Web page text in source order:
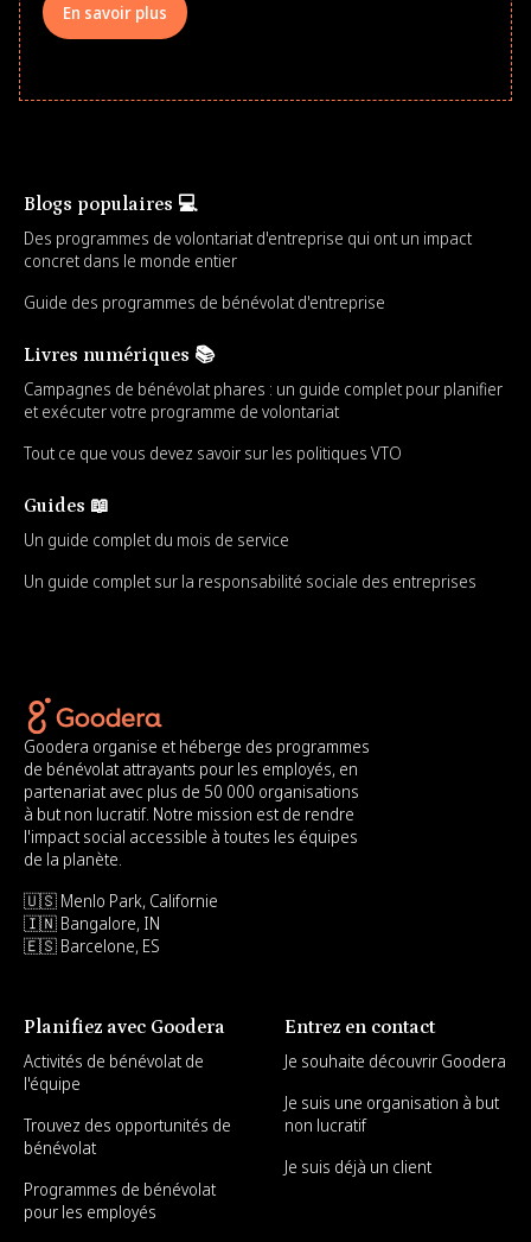
En savoir plus
Blogs populaires 💻
Des programmes de volontariat d'entreprise qui ont un impact
concret dans le monde entier
Guide des programmes de bénévolat d'entreprise
Livres numériques 📚
Campagnes de bénévolat phares : un guide complet pour planifier
et exécuter votre programme de volontariat
Tout ce que vous devez savoir sur les politiques VTO
Guides 📖
Un guide complet du mois de service
Un guide complet sur la responsabilité sociale des entreprises
Goodera organise et héberge des programmes
de bénévolat attrayants pour les employés, en
partenariat avec plus de 50 000 organisations
à but non lucratif. Notre mission est de rendre
l'impact social accessible à toutes les équipes
de la planète.
🇺🇸 Menlo Park, Californie
🇮🇳 Bangalore, IN
🇪🇸 Barcelone, ES
Planifiez avec Goodera
Activités de bénévolat de
l'équipe
Trouvez des opportunités de
bénévolat
Programmes de bénévolat
pour les employés
Entrez en contact
Je souhaite découvrir Goodera
Je suis une organisation à but
non lucratif
Je suis déjà un client